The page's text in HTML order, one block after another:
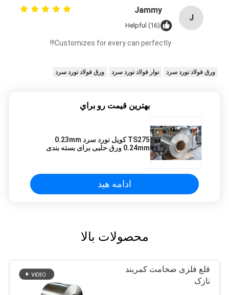
J
Jammy
Helpful (16)
Customizes for every can perfectly!!!
ورق فولاد نورد سرد نوار فولاد نورد سرد ورق فولاد نورد سرد
بهترين قيمت رو براي
TS275 کویل نورد سرد 0.23mm
0.24mm ورق حلبی برای بسته بندی
ادامه هید
محصولات بالا
قلع فلزی ضخامت کمربند
نازک